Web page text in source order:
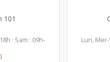
101
· Sam : 09h-
Lun,